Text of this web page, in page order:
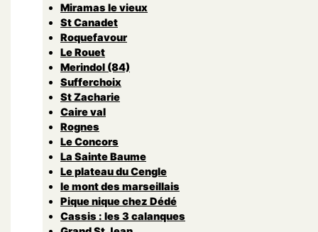
Miramas le vieux
St Canadet
Roquefavour
Le Rouet
Merindol (84)
Sufferchoix
St Zacharie
Caire val
Rognes
Le Concors
La Sainte Baume
Le plateau du Cengle
le mont des marseillais
Pique nique chez Dédé
Cassis : les 3 calanques